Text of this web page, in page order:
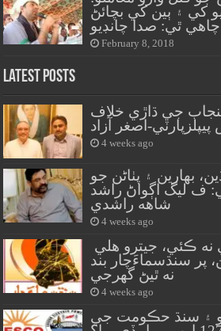
کي ۽ ٻين کي بچائڻ
چاهي ٿي: صدا چانڊيو
February 8, 2018
Latest Posts
جي ڌاڙي خلاف
اصغر آزاد
4 weeks ago
بهارين ۽ پٺاڻن جو
ف ليگ اڳواڻ راشد
شاهه راشدي
4 weeks ago
پر سنڌسماءَچار بند
نه ٿيڻ گهرجي
4 weeks ago
۽ سنڌ حڪومت جي